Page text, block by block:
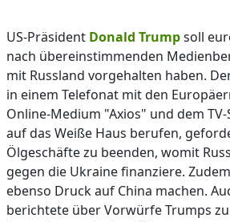
US-Präsident Donald Trumpsoll
nach übereinstimmenden
mit Russland vorgehalten haben.
in einem Telefonat mit den
Online-Medium "Axios" und dem TV-
auf das Weiße Haus berufen,
Ölgeschäfte zu beenden, womit
gegen die Ukraine finanziere.
ebenso Druck auf China machen.
berichtete über Vorwürfe Trumps